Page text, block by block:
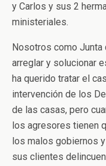
y Carlos y sus 2
ministeriales.
Nosotros como Junta
arreglar y solucionar
ha querido tratar el
intervención de los
de las casas, pero
los agresores tienen
los malos gobiernos
sus clientes